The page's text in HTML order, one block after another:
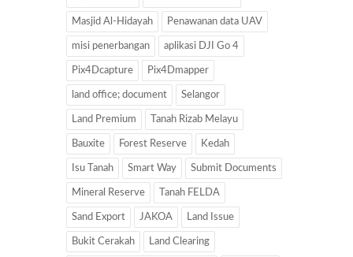
Masjid Al-Hidayah Penawanan data UAV
misi penerbangan aplikasi DJI Go 4
Pix4Dcapture Pix4Dmapper
land office; document Selangor
Land Premium Tanah Rizab Melayu
Bauxite Forest Reserve Kedah
Isu Tanah Smart Way Submit Documents
Mineral Reserve Tanah FELDA
Sand Export JAKOA Land Issue
Bukit Cerakah Land Clearing